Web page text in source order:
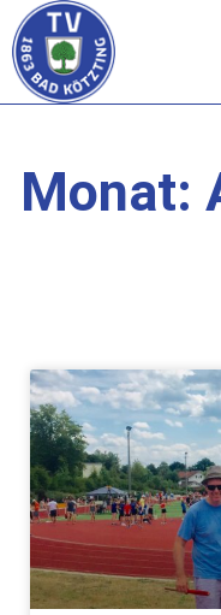
Monat: